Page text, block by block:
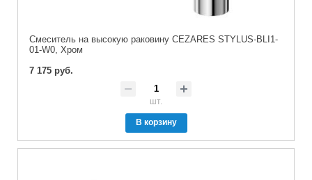
Смеситель на высокую раковину CEZARES STYLUS-BLI1-
01-W0, Хром
7 175 руб.
шт.
В корзину